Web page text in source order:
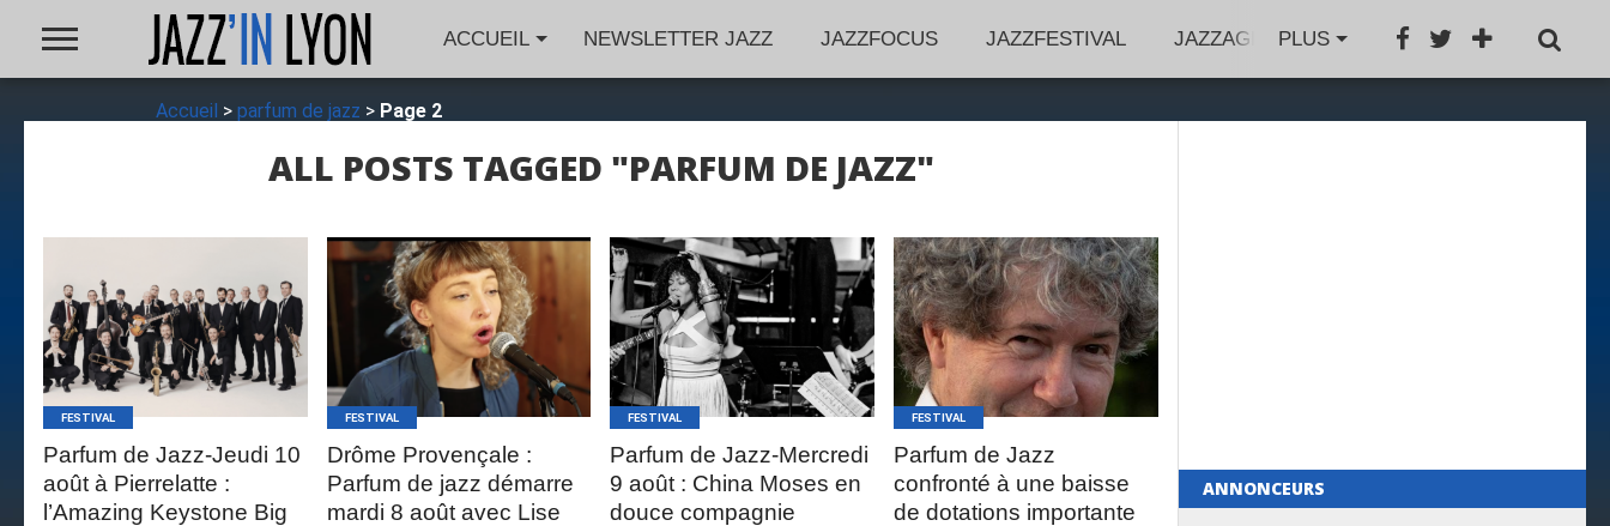
ACCUEIL NEWSLETTER JAZZ JAZZFOCUS JAZZFESTIVAL JAZZAGENDA JAZZBOOK GROS
PLUS
Accueil > parfum de jazz > Page 2
ALL POSTS TAGGED "PARFUM DE JAZZ"
LIRE LA
SUITE
FESTIVAL
Parfum de Jazz-Jeudi 10
août à Pierrelatte :
l’Amazing Keystone Big
LIRE LA
SUITE
FESTIVAL
Drôme Provençale :
Parfum de jazz démarre
mardi 8 août avec Lise
LIRE LA
SUITE
FESTIVAL
Parfum de Jazz-Mercredi
9 août : China Moses en
douce compagnie
LIRE LA
SUITE
FESTIVAL
Parfum de Jazz
confronté à une baisse
de dotations importante
ANNONCEURS